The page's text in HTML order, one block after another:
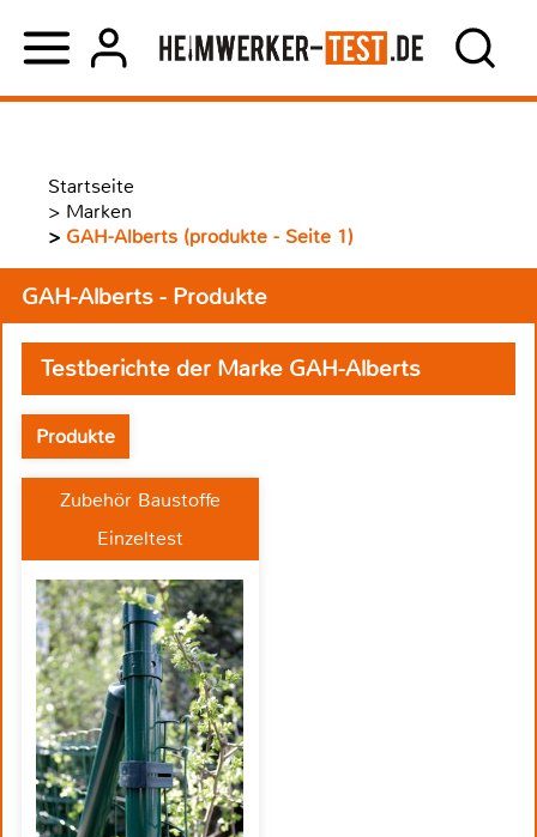
Startseite
> Marken
> GAH-Alberts (produkte - Seite 1)
GAH-Alberts - Produkte
Testberichte der Marke GAH-Alberts
Produkte
Zubehör Baustoffe
Einzeltest